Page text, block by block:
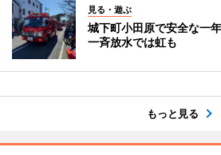
見る・遊ぶ
城下町小田原で安全な一
一斉放水では虹も
もっと見る